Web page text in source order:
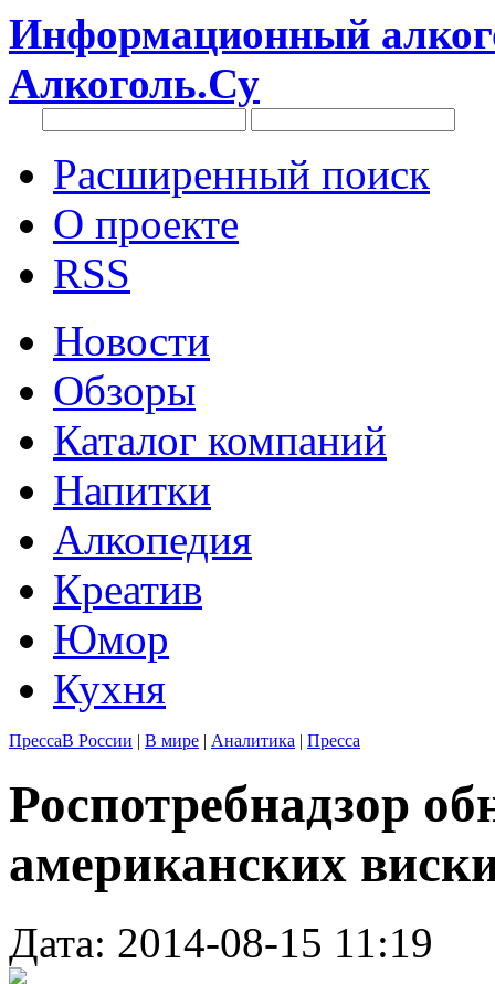
Информационный
Алкоголь.Су
Расширенный поиск
О проекте
RSS
Новости
Обзоры
Каталог компаний
Напитки
Алкопедия
Креатив
Юмор
Кухня
ПрессаВ России | В мире | Аналитика | Пресса
Роспотребнадзор
американских
Дата: 2014-08-15 11:19